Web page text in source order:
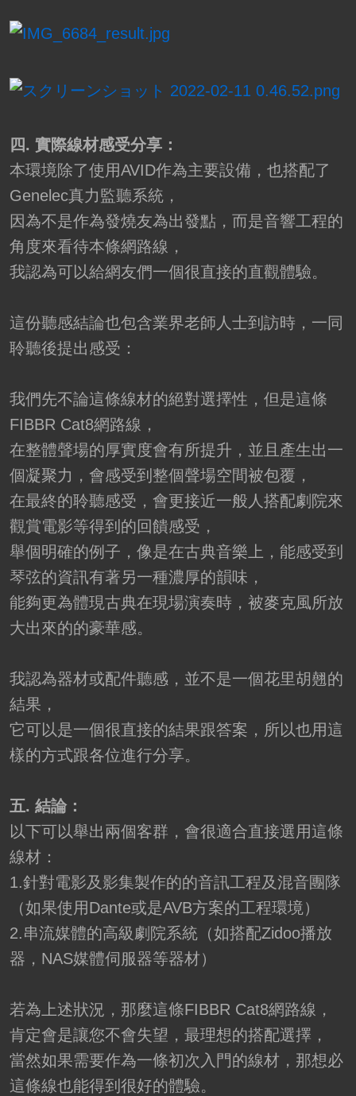
四. 實際線材感受分享：
本環境除了使用AVID作為主要設備，也搭配了
Genelec真力監聽系統，
因為不是作為發燒友為出發點，而是音響工程的
角度來看待本條網路線，
我認為可以給網友們一個很直接的直觀體驗。
這份聽感結論也包含業界老師人士到訪時，一同
聆聽後提出感受：
我們先不論這條線材的絕對選擇性，但是這條
FIBBR Cat8網路線，
在整體聲場的厚實度會有所提升，並且產生出一
個凝聚力，會感受到整個聲場空間被包覆，
在最終的聆聽感受，會更接近一般人搭配劇院來
觀賞電影等得到的回饋感受，
舉個明確的例子，像是在古典音樂上，能感受到
琴弦的資訊有著另一種濃厚的韻味，
能夠更為體現古典在現場演奏時，被麥克風所放
大出來的的豪華感。
我認為器材或配件聽感，並不是一個花里胡翹的
結果，
它可以是一個很直接的結果跟答案，所以也用這
樣的方式跟各位進行分享。
五. 結論：
以下可以舉出兩個客群，會很適合直接選用這條
線材：
1.針對電影及影集製作的的音訊工程及混音團隊
（如果使用Dante或是AVB方案的工程環境）
2.串流媒體的高級劇院系統（如搭配Zidoo播放
器，NAS媒體伺服器等器材）
若為上述狀況，那麼這條FIBBR Cat8網路線，
肯定會是讓您不會失望，最理想的搭配選擇，
當然如果需要作為一條初次入門的線材，那想必
這條線也能得到很好的體驗。